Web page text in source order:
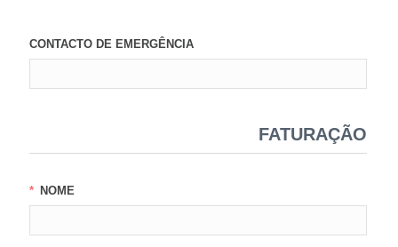
CONTACTO DE EMERGÊNCIA
FATURAÇÃO
NOME